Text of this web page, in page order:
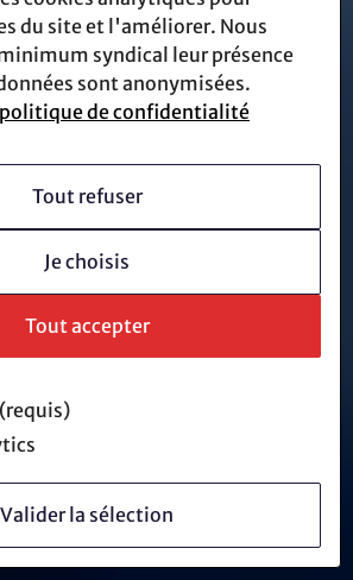
du site et l'améliorer. Nous
syndical leur présence
sont anonymisées.
de confidentialité
Tout refuser
Je choisis
Tout accepter
Valider la sélection